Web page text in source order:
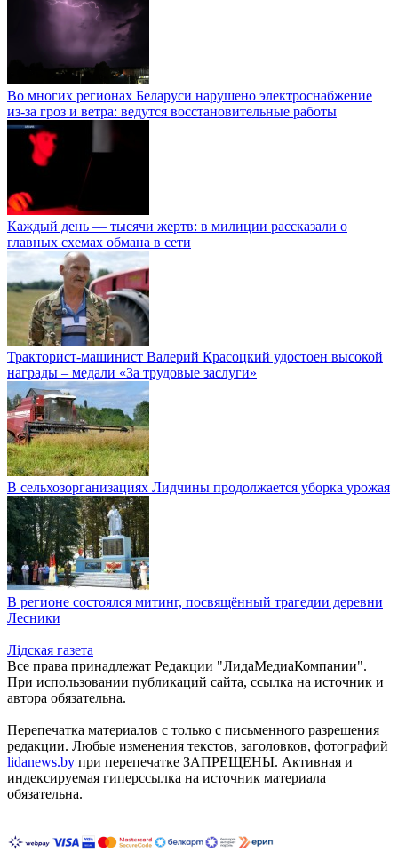
Во многих регионах Беларуси нарушено электроснабжение
из-за гроз и ветра: ведутся восстановительные работы
Каждый день — тысячи жертв: в милиции рассказали о
главных схемах обмана в сети
Тракторист-машинист Валерий Красоцкий удостоен высокой
награды – медали «За трудовые заслуги»
В сельхозорганизациях Лидчины продолжается уборка урожая
В регионе состоялся митинг, посвящённый трагедии деревни
Лесники
Лiдская газета
Все права принадлежат Редакции "ЛидаМедиаКомпании".
При использовании публикаций сайта, ссылка на источник и
автора обязательна.
Перепечатка материалов c только с письменного разрешения
редакции. Любые изменения текстов, заголовков, фотографий
lidanews.by при перепечатке ЗАПРЕЩЕНЫ. Активная и
индексируемая гиперссылка на источник материала
обязательна.